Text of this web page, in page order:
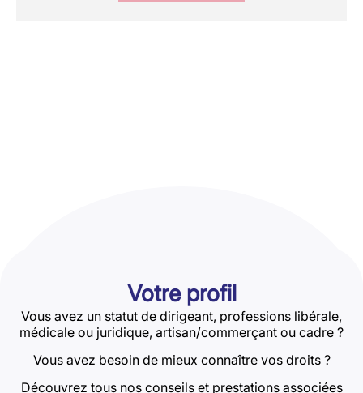
Votre profil
Vous avez un statut de dirigeant, professions libérale,
médicale ou juridique, artisan/commerçant ou cadre ?
Vous avez besoin de mieux connaître vos droits ?
Découvrez tous nos conseils et prestations associées